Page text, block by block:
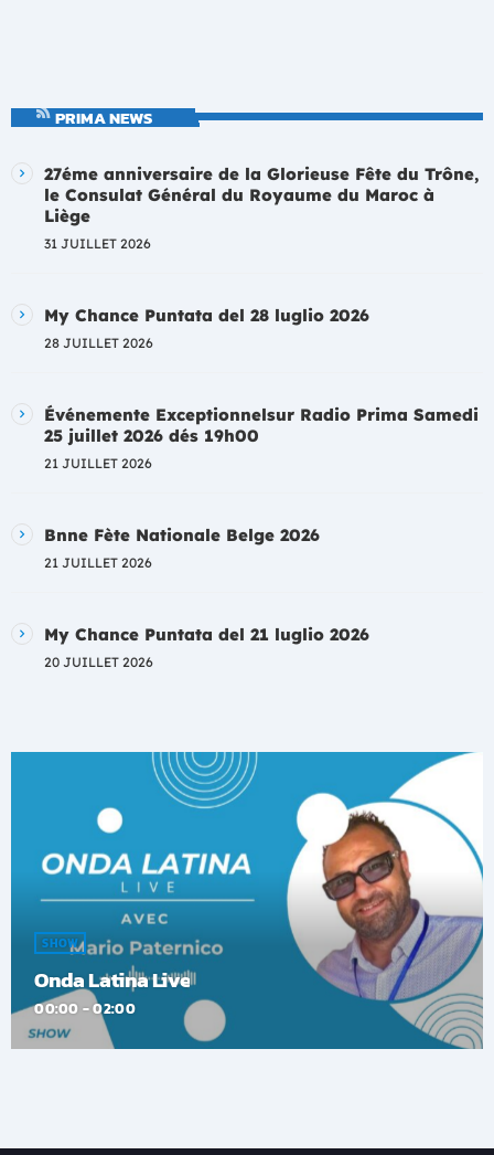
PRIMA NEWS
27éme anniversaire de la Glorieuse Fête du Trône,
le Consulat Général du Royaume du Maroc à
Liège
31 JUILLET 2026
My Chance Puntata del 28 luglio 2026
28 JUILLET 2026
Événemente Exceptionnelsur Radio Prima Samedi
25 juillet 2026 dés 19h00
21 JUILLET 2026
Bnne Fète Nationale Belge 2026
21 JUILLET 2026
My Chance Puntata del 21 luglio 2026
20 JUILLET 2026
SHOW
Onda Latina Live
00:00 - 02:00